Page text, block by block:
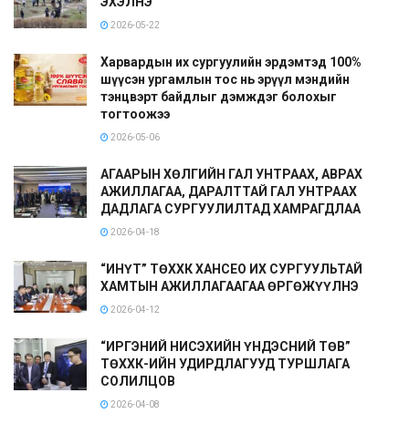
2026-05-22
Харвардын их сургуулийн эрдэмтэд 100%
шүүсэн ургамлын тос нь эрүүл мэндийн
тэнцвэрт байдлыг дэмждэг болохыг
тогтоожээ
2026-05-06
АГААРЫН ХӨЛГИЙН ГАЛ УНТРААХ, АВРАХ
АЖИЛЛАГАА, ДАРАЛТТАЙ ГАЛ УНТРААХ
ДАДЛАГА СУРГУУЛИЛТАД ХАМРАГДЛАА
2026-04-18
“ИНҮТ” ТӨХХК ХАНСЕО ИХ СУРГУУЛЬТАЙ
ХАМТЫН АЖИЛЛАГААГАА ӨРГӨЖҮҮЛНЭ
2026-04-12
“ИРГЭНИЙ НИСЭХИЙН ҮНДЭСНИЙ ТӨВ”
ТӨХХК-ИЙН УДИРДЛАГУУД ТУРШЛАГА
СОЛИЛЦОВ
2026-04-08